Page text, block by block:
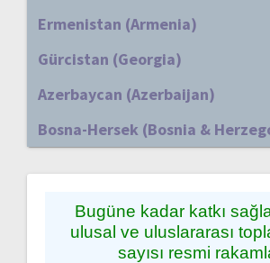
Ermenistan (Armenia)
Gürcistan (Georgia)
Azerbaycan (Azerbaijan)
Bosna-Hersek (Bosnia &
Bugüne kadar katkı
ulusal ve uluslararası
sayısı resmi